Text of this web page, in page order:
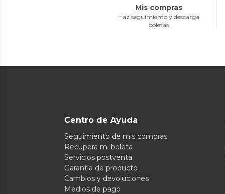
Mis compras
Haz seguimiento y descarga
boletas
Centro de Ayuda
Seguimiento de mis compras
Recupera mi boleta
Servicios postventa
Garantía de producto
Cambios y devoluciones
Medios de pago